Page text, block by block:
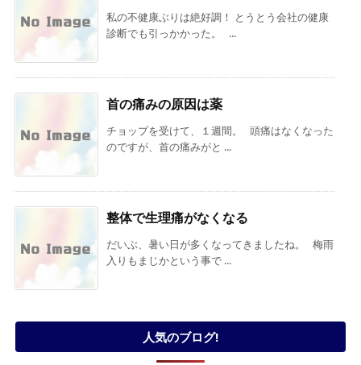
私の不健康ぶりは絶好調！ とうとう会社の健康
診断でも引っかかった。 ...
首の痛みの原因は薬
チョップを受けて、１週間。 頭痛はなくなった
のですが、首の痛みがと ...
整体で生理痛がなくなる
だいぶ、暑い日が多くなってきましたね。 梅雨
入りもまじかという事で ...
人気のブログ!